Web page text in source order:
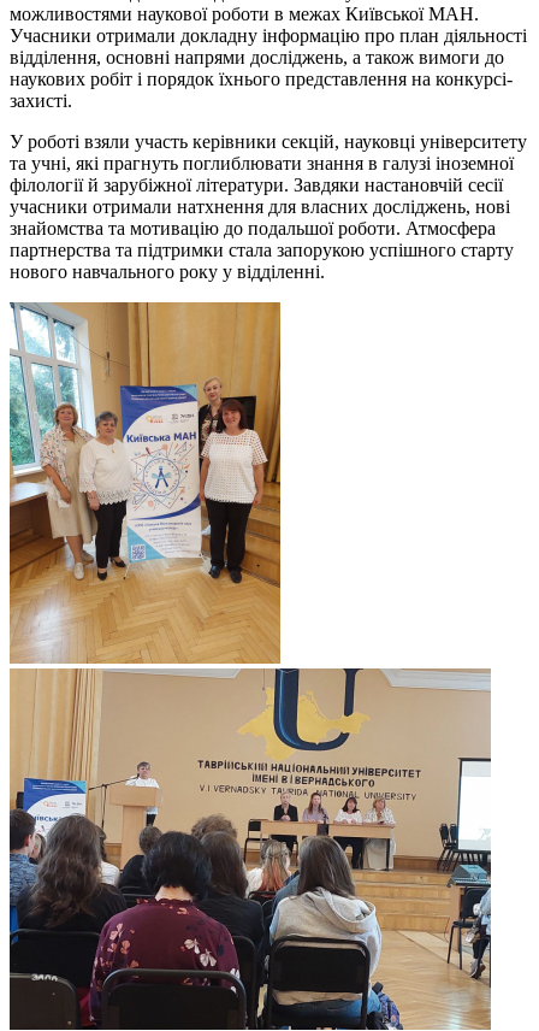
можливостями наукової роботи в межах Київської МАН.
Учасники отримали докладну інформацію про план діяльності
відділення, основні напрями досліджень, а також вимоги до
наукових робіт і порядок їхнього представлення на конкурсі-
захисті.
У роботі взяли участь керівники секцій, науковці університету
та учні, які прагнуть поглиблювати знання в галузі іноземної
філології й зарубіжної літератури. Завдяки настановчій сесії
учасники отримали натхнення для власних досліджень, нові
знайомства та мотивацію до подальшої роботи. Атмосфера
партнерства та підтримки стала запорукою успішного старту
нового навчального року у відділенні.